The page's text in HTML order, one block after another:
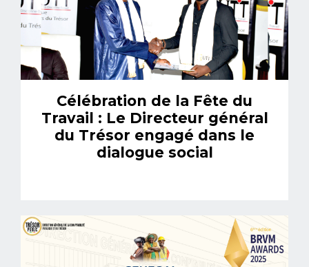
Célébration de la Fête du
Travail : Le Directeur général
du Trésor engagé dans le
dialogue social